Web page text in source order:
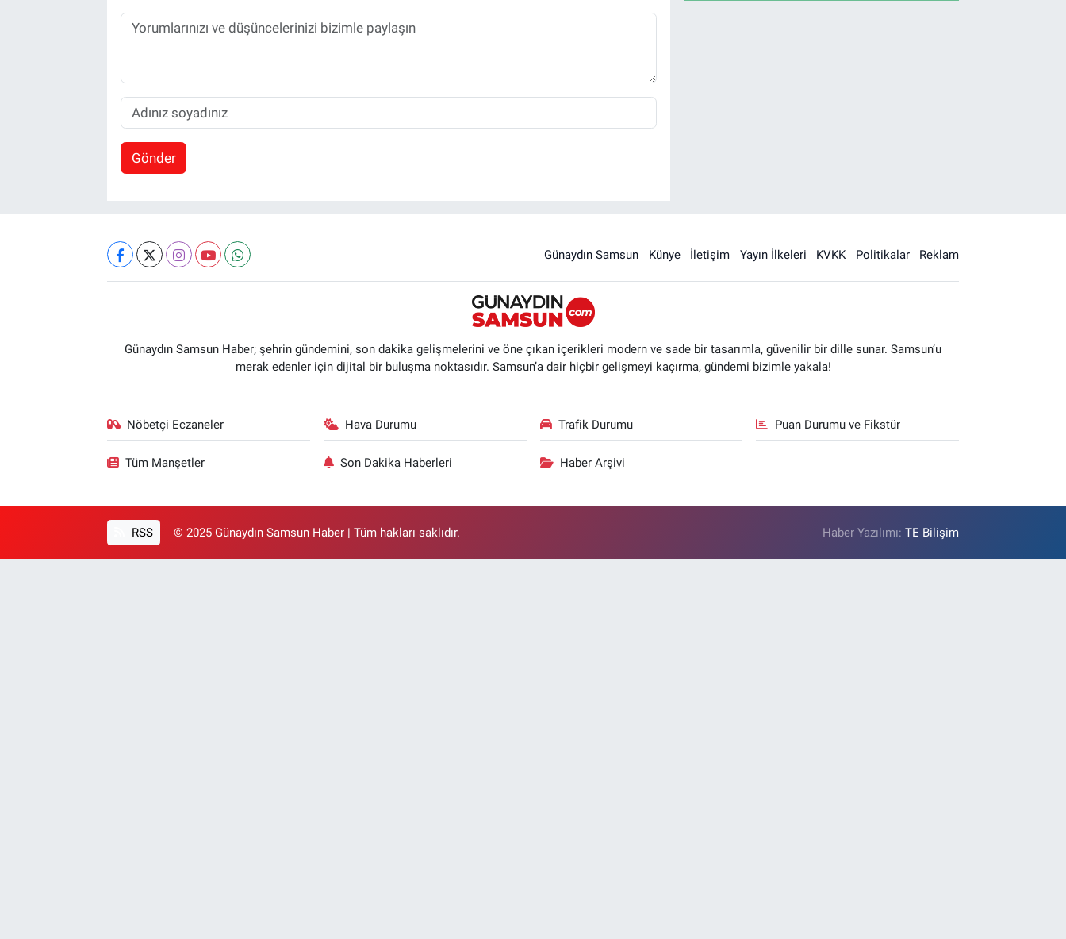
Gönder
Günaydın Samsun Künye İletişim Yayın İlkeleri KVKK Politikalar Reklam
Günaydın Samsun Haber; şehrin gündemini, son dakika gelişmelerini ve öne çıkan içerikleri modern ve sade bir tasarımla, güvenilir bir dille sunar. Samsun’u
merak edenler için dijital bir buluşma noktasıdır. Samsun’a dair hiçbir gelişmeyi kaçırma, gündemi bizimle yakala!
Nöbetçi Eczaneler Hava Durumu Trafik Durumu Puan Durumu ve Fikstür
Tüm Manşetler Son Dakika Haberleri Haber Arşivi
RSS © 2025 Günaydın Samsun Haber | Tüm hakları saklıdır. Haber Yazılımı:TE Bilişim